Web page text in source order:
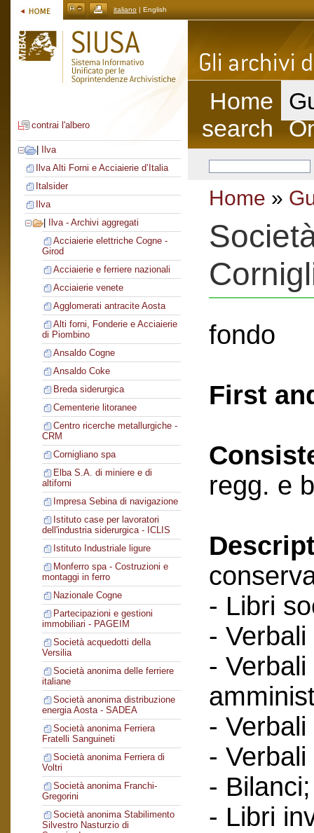
italiano | English
contrai l'albero
Ilva
Ilva Alti Forni e Acciaierie d’Italia
Italsider
Ilva
Ilva - Archivi aggregati
Acciaierie elettriche Cogne -
Girod
Acciaierie e ferriere nazionali
Acciaierie venete
Agglomerati antracite Aosta
Alti forni, Fonderie e Acciaierie
di Piombino
Ansaldo Cogne
Ansaldo Coke
Breda siderurgica
Cementerie litoranee
Centro ricerche metallurgiche -
CRM
Cornigliano spa
Elba S.A. di miniere e di
altiforni
Impresa Sebina di navigazione
Istituto case per lavoratori
dell'industria siderurgica - ICLIS
Istituto Industriale ligure
Monferro spa - Costruzioni e
montaggi in ferro
Nazionale Cogne
Partecipazioni e gestioni
immobiliari - PAGEIM
Società acquedotti della
Versilia
Società anonima delle ferriere
italiane
Società anonima distribuzione
energia Aosta - SADEA
Società anonima Ferriera
Fratelli Sanguineti
Società anonima Ferriera di
Voltri
Società anonima Franchi-
Gregorini
Società anonima Stabilimento
Silvestro Nasturzio di
Home
search
Home »
fondo
First
regg. e
- Libri
-
-
-
-
- Bilanci;
- Libri